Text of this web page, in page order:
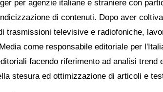
per agenzie italiane e straniere con
di contenuti. Dopo aver
trasmissioni televisive e radiofoniche,
come responsabile editoriale per
facendo riferimento ad analisi trend
stesura ed ottimizzazione di articoli e